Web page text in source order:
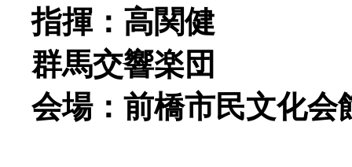
指揮：高関健
群馬交響楽団
会場：前橋市民文化会